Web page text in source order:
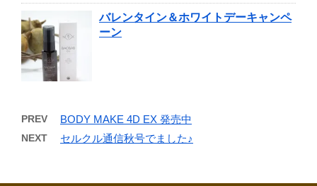
バレンタイン＆ホワイトデーキャンペ
ーン
PREV BODY MAKE 4D EX 発売中
NEXT セルクル通信秋号でました♪